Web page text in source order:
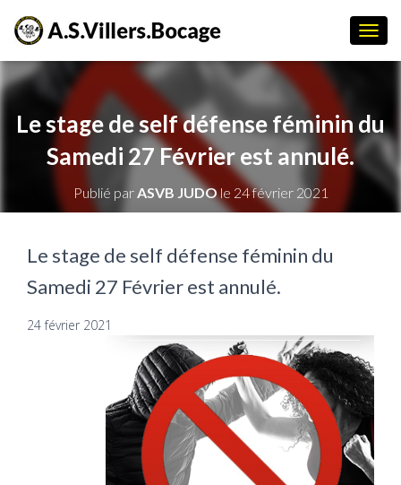
D
É
I
E
R
A
A
O
Le stage de self défense féminin du
Samedi 27 Février est annulé.
Publié parASVB JUDOle 24 février 2021
Le stage de self défense féminin du
Samedi 27 Février est annulé.
24 février 2021